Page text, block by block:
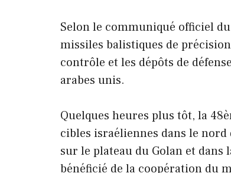
Selon le communiqué officiel
missiles balistiques de
contrôle et les dépôts de
arabes unis.
Quelques heures plus tôt, la
cibles israéliennes dans le
sur le plateau du Golan et
bénéficié de la coopération du